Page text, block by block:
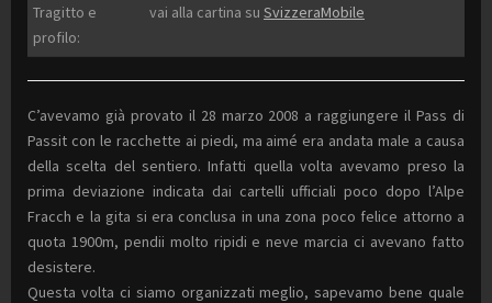
Tragitto e
profilo:
vai alla cartina su SvizzeraMobile
C’avevamo già provato il 28 marzo 2008 a raggiungere il Pass di
Passit con le racchette ai piedi, ma aimé era andata male a causa
della scelta del sentiero. Infatti quella volta avevamo preso la
prima deviazione indicata dai cartelli ufficiali poco dopo l’Alpe
Fracch e la gita si era conclusa in una zona poco felice attorno a
quota 1900m, pendii molto ripidi e neve marcia ci avevano fatto
desistere.
Questa volta ci siamo organizzati meglio, sapevamo bene quale